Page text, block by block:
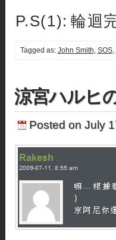
P.S(1): 輪迴
Tagged as: John Smith, SOS,
涼宮ハルヒ
Posted on July